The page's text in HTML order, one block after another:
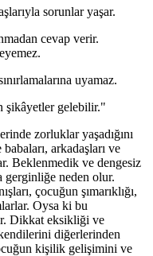
sorunlar yaşar.
cevap verir.
uyamaz.
şikâyetler gelebilir."
zorluklar yaşadığını
arkadaşları ve
Beklenmedik ve dengesiz
gerginliğe neden olur.
çocuğun şımarıklığı,
Oysa ki bu
Dikkat eksikliği ve
diğerlerinden
kişilik gelişimini ve